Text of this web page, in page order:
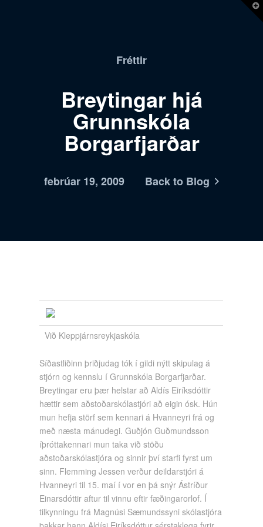
Fréttir
Breytingar hjá
Grunnskóla
Borgarfjarðar
febrúar 19, 2009 Back to Blog
Við Kleppjárnsreykjaskóla
Síðastliðinn þriðjudag tók í gildi nýtt skipulag á
stjórn og kennslu í Grunnskóla Borgarfjarðar.
Breytingar eru þær helstar að Aldís Eiríksdóttir
hættir sem aðstoðarskólastjóri að eigin ósk. Hún
mun hefja störf sem kennari á Hvanneyri frá og
með næsta mánudegi. Guðjón Guðmundsson
íþróttakennari mun taka við stöðu
aðstoðarskólastjóra og sinnir því starfi fyrst um
sinn. Flemming Jessen verður deildarstjóri á
Hvanneyri til 15. maí í vor en þá snýr Ástríður
Einarsdóttir aftur til vinnu eftir fæðingarorlof. Í
tilkynningu frá Magnúsi Sæmundssyni skólastjóra